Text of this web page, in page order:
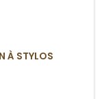
À STYLOS